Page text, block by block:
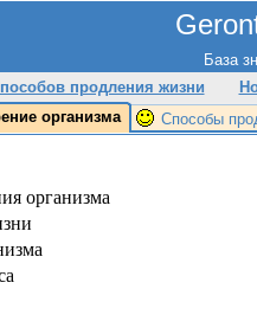
База
продления жизни
организма Способы
организма